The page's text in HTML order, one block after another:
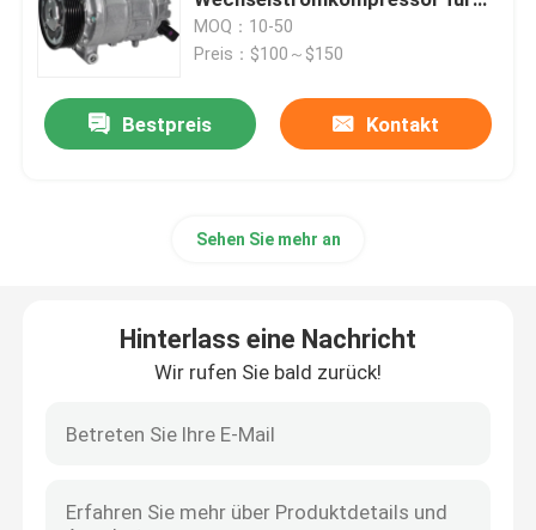
Kompressor für die Klimatisierung von Fahrzeugen
Kompressor für Lkw-Klimaanlagen
Audi C7PA 2.0
MOQ：10-50
Preis：$100～$150
Bestpreis Kontakt
Sehen Sie mehr an
Hinterlass eine Nachricht
Wir rufen Sie bald zurück!